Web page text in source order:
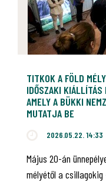
TITKOK A FÖLD
IDŐSZAKI KIÁLLÍTÁS
AMELY A BÜKKI
MUTATJA BE
2026.05.22. 14:33
Május 20-án
mélyétől a